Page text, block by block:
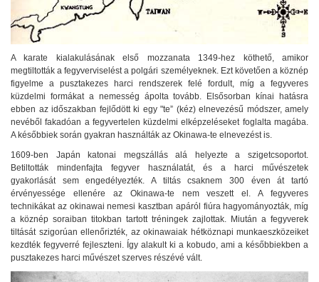
A karate kialakulásának első mozzanata 1349-hez köthető, amikor
megtiltották a fegyverviselést a polgári személyeknek. Ezt követően a köznép
figyelme a pusztakezes harci rendszerek felé fordult, míg a fegyveres
küzdelmi formákat a nemesség ápolta tovább. Elsősorban kínai hatásra
ebben az időszakban fejlődött ki egy "te” (kéz) elnevezésű módszer, amely
nevéből fakadóan a fegyvertelen küzdelmi elképzeléseket foglalta magába.
A későbbiek során gyakran használták az Okinawa-te elnevezést is.
1609-ben Japán katonai megszállás alá helyezte a szigetcsoportot.
Betiltották mindenfajta fegyver használatát, és a harci művészetek
gyakorlását sem engedélyezték. A tiltás csaknem 300 éven át tartó
érvényessége ellenére az Okinawa-te nem veszett el. A fegyveres
technikákat az okinawai nemesi kasztban apáról fiúra hagyományozták, míg
a köznép soraiban titokban tartott tréningek zajlottak. Miután a fegyverek
tiltását szigorúan ellenőrizték, az okinawaiak hétköznapi munkaeszközeiket
kezdték fegyverré fejleszteni. Így alakult ki a kobudo, ami a későbbiekben a
pusztakezes harci művészet szerves részévé vált.